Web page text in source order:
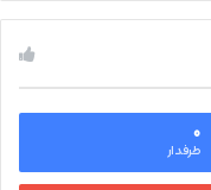
۰
طرفدار